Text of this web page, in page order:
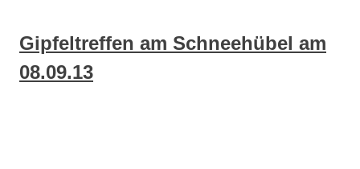
Gipfeltreffen am Schneehübel am
08.09.13